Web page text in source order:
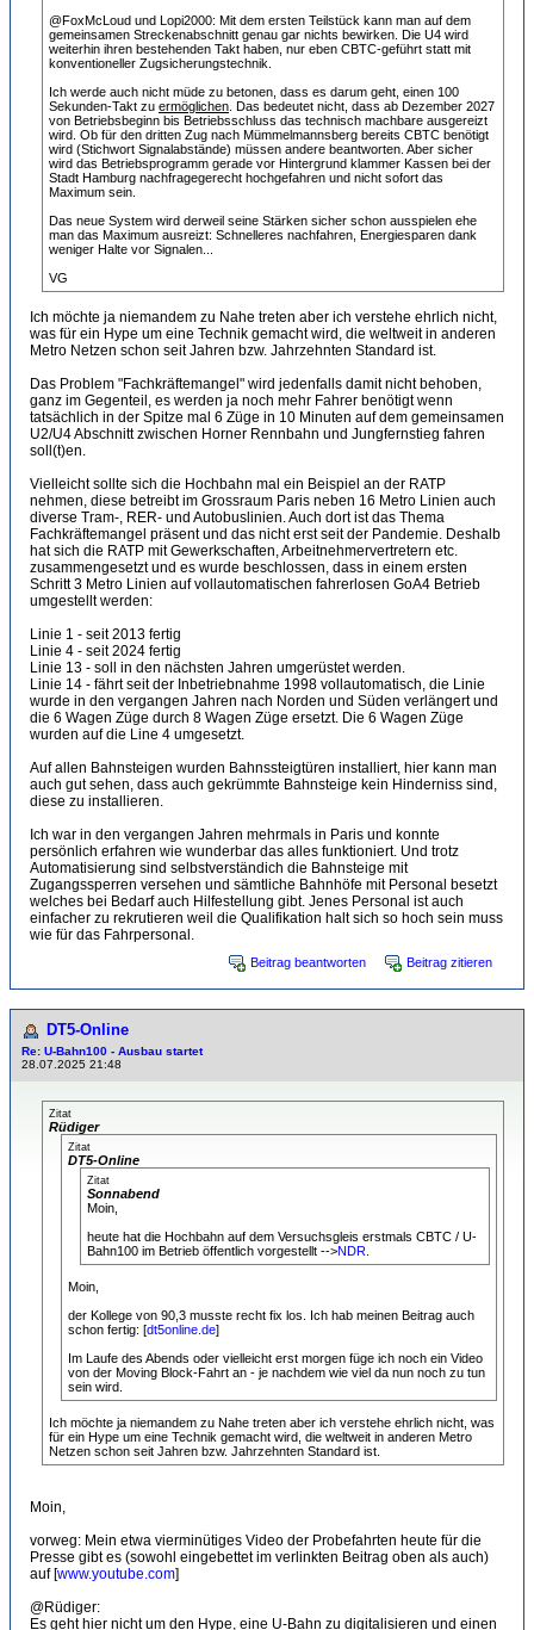
@FoxMcLoud und Lopi2000: Mit dem ersten Teilstück kann man auf dem
gemeinsamen Streckenabschnitt genau gar nichts bewirken. Die U4 wird
weiterhin ihren bestehenden Takt haben, nur eben CBTC-geführt statt mit
konventioneller Zugsicherungstechnik.
Ich werde auch nicht müde zu betonen, dass es darum geht, einen 100
Sekunden-Takt zu ermöglichen . Das bedeutet nicht, dass ab Dezember 2027
von Betriebsbeginn bis Betriebsschluss das technisch machbare ausgereizt
wird. Ob für den dritten Zug nach Mümmelmannsberg bereits CBTC benötigt
wird (Stichwort Signalabstände) müssen andere beantworten. Aber sicher
wird das Betriebsprogramm gerade vor Hintergrund klammer Kassen bei der
Stadt Hamburg nachfragegerecht hochgefahren und nicht sofort das
Maximum sein.
Das neue System wird derweil seine Stärken sicher schon ausspielen ehe
man das Maximum ausreizt: Schnelleres nachfahren, Energiesparen dank
weniger Halte vor Signalen...
VG
Ich möchte ja niemandem zu Nahe treten aber ich verstehe ehrlich nicht,
was für ein Hype um eine Technik gemacht wird, die weltweit in anderen
Metro Netzen schon seit Jahren bzw. Jahrzehnten Standard ist.
Das Problem "Fachkräftemangel" wird jedenfalls damit nicht behoben,
ganz im Gegenteil, es werden ja noch mehr Fahrer benötigt wenn
tatsächlich in der Spitze mal 6 Züge in 10 Minuten auf dem gemeinsamen
U2/U4 Abschnitt zwischen Horner Rennbahn und Jungfernstieg fahren
soll(t)en.
Vielleicht sollte sich die Hochbahn mal ein Beispiel an der RATP
nehmen, diese betreibt im Grossraum Paris neben 16 Metro Linien auch
diverse Tram-, RER- und Autobuslinien. Auch dort ist das Thema
Fachkräftemangel präsent und das nicht erst seit der Pandemie. Deshalb
hat sich die RATP mit Gewerkschaften, Arbeitnehmervertretern etc.
zusammengesetzt und es wurde beschlossen, dass in einem ersten
Schritt 3 Metro Linien auf vollautomatischen fahrerlosen GoA4 Betrieb
umgestellt werden:
Linie 1 - seit 2013 fertig
Linie 4 - seit 2024 fertig
Linie 13 - soll in den nächsten Jahren umgerüstet werden.
Linie 14 - fährt seit der Inbetriebnahme 1998 vollautomatisch, die Linie
wurde in den vergangen Jahren nach Norden und Süden verlängert und
die 6 Wagen Züge durch 8 Wagen Züge ersetzt. Die 6 Wagen Züge
wurden auf die Line 4 umgesetzt.
Auf allen Bahnsteigen wurden Bahnssteigtüren installiert, hier kann man
auch gut sehen, dass auch gekrümmte Bahnsteige kein Hinderniss sind,
diese zu installieren.
Ich war in den vergangen Jahren mehrmals in Paris und konnte
persönlich erfahren wie wunderbar das alles funktioniert. Und trotz
Automatisierung sind selbstverständich die Bahnsteige mit
Zugangssperren versehen und sämtliche Bahnhöfe mit Personal besetzt
welches bei Bedarf auch Hilfestellung gibt. Jenes Personal ist auch
einfacher zu rekrutieren weil die Qualifikation halt sich so hoch sein muss
wie für das Fahrpersonal.
Beitrag beantworten Beitrag zitieren
DT5-Online
Re: U-Bahn100 - Ausbau startet
28.07.2025 21:48
Zitat
Rüdiger
Zitat
DT5-Online
Zitat
Sonnabend
Moin,
heute hat die Hochbahn auf dem Versuchsgleis erstmals CBTC / U-
Bahn100 im Betrieb öffentlich vorgestellt -->NDR
Moin,
der Kollege von 90,3 musste recht fix los. Ich hab meinen Beitrag auch
schon fertig: [dt5online.de]
Im Laufe des Abends oder vielleicht erst morgen füge ich noch ein Video
von der Moving Block-Fahrt an - je nachdem wie viel da nun noch zu tun
sein wird.
Ich möchte ja niemandem zu Nahe treten aber ich verstehe ehrlich nicht, was
für ein Hype um eine Technik gemacht wird, die weltweit in anderen Metro
Netzen schon seit Jahren bzw. Jahrzehnten Standard ist.
Moin,
vorweg: Mein etwa vierminütiges Video der Probefahrten heute für die
Presse gibt es (sowohl eingebettet im verlinkten Beitrag oben als auch)
auf [www.youtube.com]
@Rüdiger:
Es geht hier nicht um den Hype, eine U-Bahn zu digitalisieren und einen